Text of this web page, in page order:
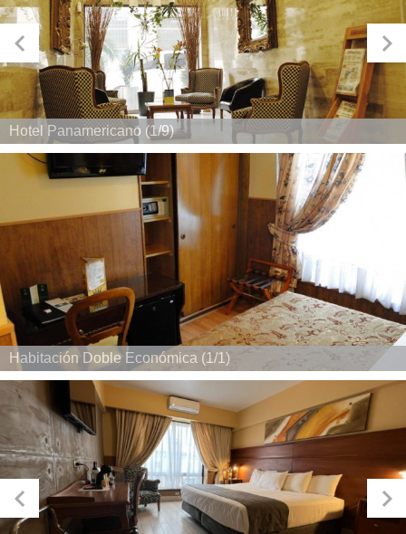
Hotel Panamericano (1/9)
Habitación Doble Económica (1/1)